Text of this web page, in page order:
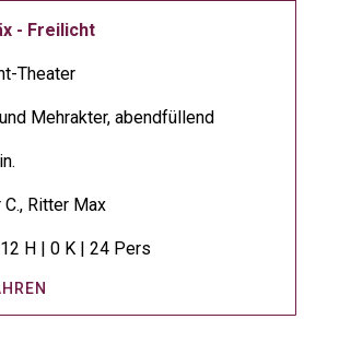
- Freilicht
Theater
Mehrakter, abendfüllend
Ritter Max
H | 0 K | 24 Pers